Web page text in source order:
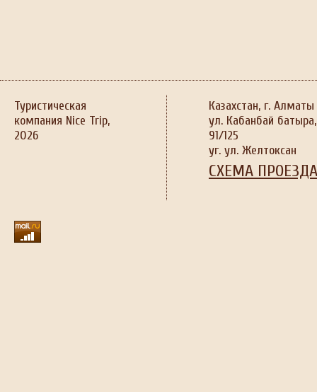
Туристическая
компания Nice Trip,
2026
Казахстан, г. Алматы
ул. Кабанбай батыра,
91/125
уг. ул. Желтоксан
СХЕМА ПРОЕЗДА